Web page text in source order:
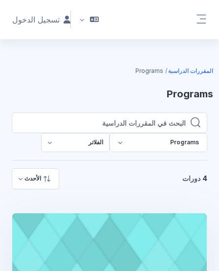
تسجيل الدخول
المقررات الدراسية Programs
Programs
البحث في المقررات الدراسية
البحث في المقررات الدراسية
Programs الفلاتر
4 دورات الأحدث